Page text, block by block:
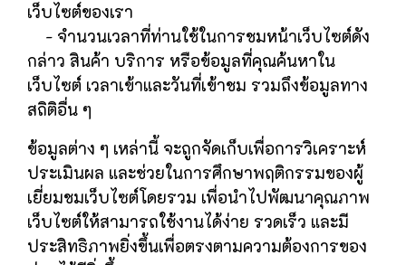
เว็บไซต์ของเรา
- จำนวนเวลาที่ท่านใช้ในการชมหน้าเว็บไซต์ดัง
กล่าว สินค้า บริการ หรือข้อมูลที่คุณค้นหาใน
เว็บไซต์ เวลาเข้าและวันที่เข้าชม รวมถึงข้อมูลทาง
สถิติอื่น ๆ
ข้อมูลต่าง ๆ เหล่านี้ จะถูกจัดเก็บเพื่อการวิเคราะห์
ประเมินผล และช่วยในการศึกษาพฤติกรรมของผู้
เยี่ยมชมเว็บไซต์โดยรวม เพื่อนำไปพัฒนาคุณภาพ
เว็บไซต์ให้สามารถใช้งานได้ง่าย รวดเร็ว และมี
ประสิทธิภาพยิ่งขึ้นเพื่อตรงตามความต้องการของ